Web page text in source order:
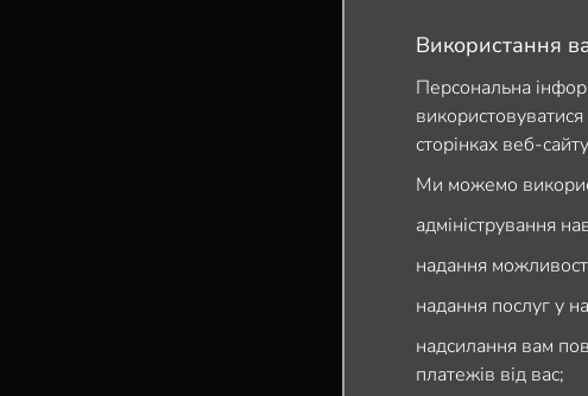
Використання
Персональна
сторінках веб-
Ми можемо
адміністрування
надання
надання послуг у
надсилання вам
платежів від вас;